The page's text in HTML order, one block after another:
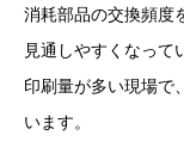
消耗部品の交換頻度
見通しやすくなって
印刷量が多い現場で
います。